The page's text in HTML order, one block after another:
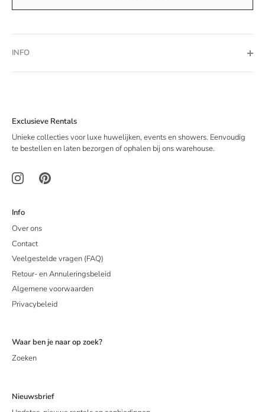
INFO
Exclusieve Rentals
Unieke collecties voor luxe huwelijken, events en showers. Eenvoudig
te bestellen en laten bezorgen of ophalen bij ons warehouse.
Info
Over ons
Contact
Veelgestelde vragen (FAQ)
Retour- en Annuleringsbeleid
Algemene voorwaarden
Privacybeleid
Waar ben je naar op zoek?
Zoeken
Nieuwsbrief